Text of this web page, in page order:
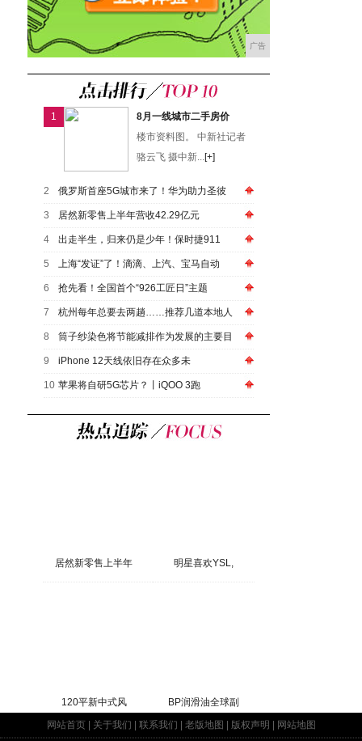
广告
1
8月一线城市二手房价
楼市资料图。 中新社记者
骆云飞 摄中新...[+]
2 俄罗斯首座5G城市来了！华为助力圣彼
3 居然新零售上半年营收42.29亿元
4 出走半生，归来仍是少年！保时捷911
5 上海“发证”了！滴滴、上汽、宝马自动
6 抢先看！全国首个“926工匠日”主题
7 杭州每年总要去两趟……推荐几道本地人
8 筒子纱染色将节能减排作为发展的主要目
9 iPhone 12天线依旧存在众多未
10 苹果将自研5G芯片？丨iQOO 3跑
居然新零售上半年 明星喜欢YSL,
120平新中式风
BP润滑油全球副
网站首页| 关于我们 联系我们 老版地图 版权声明 网站地图